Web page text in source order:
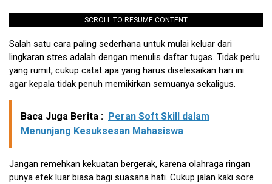
SCROLL TO RESUME CONTENT
Salah satu cara paling sederhana untuk mulai keluar dari
lingkaran stres adalah dengan menulis daftar tugas. Tidak perlu
yang rumit, cukup catat apa yang harus diselesaikan hari ini
agar kepala tidak penuh memikirkan semuanya sekaligus.
Baca Juga Berita : Peran Soft Skill dalam
Menunjang Kesuksesan Mahasiswa
Jangan remehkan kekuatan bergerak, karena olahraga ringan
punya efek luar biasa bagi suasana hati. Cukup jalan kaki sore